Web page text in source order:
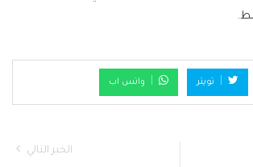
تويتر واتس اب
الخبر التالي